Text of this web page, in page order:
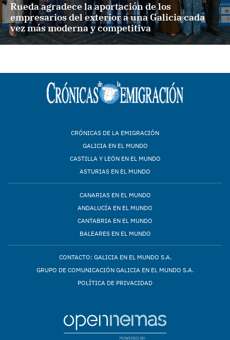
Rueda agradece la aportación de los
empresarios del exterior a una Galicia cada
vez más moderna y competitiva
CRÓNICAS DE LA EMIGRACIÓN
GALICIA EN EL MUNDO
CASTILLA Y LEÓN EN EL MUNDO
ASTURIAS EN EL MUNDO
CANARIAS EN EL MUNDO
ANDALUCÍA EN EL MUNDO
CANTABRIA EN EL MUNDO
BALEARES EN EL MUNDO
CONTACTO: GALICIA EN EL MUNDO S.A.
GRUPO DE COMUNICACIÓN GALICIA EN EL MUNDO S.A.
POLÍTICA DE PRIVACIDAD